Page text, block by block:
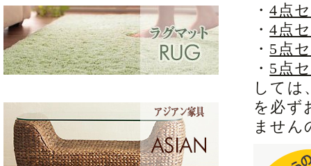
・4点
・4点
・ 5点
・ 5点
しては
を必ず
ません